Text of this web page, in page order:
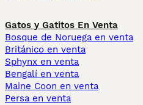
Gatos y Gatitos En Venta
Bosque de Noruega en venta
Británico en venta
Sphynx en venta
Bengalí en venta
Maine Coon en venta
Persa en venta